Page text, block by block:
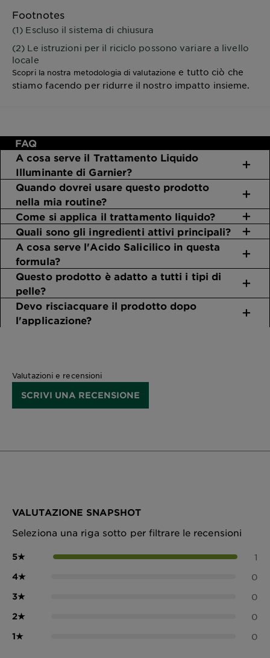
Footnotes
(1) Escluso il sistema di chiusura
(2) Le istruzioni per il riciclo possono variare a livello
locale
Scopri la nostra metodologia di valutazione e tutto ciò che
stiamo facendo per ridurre il nostro impatto insieme.
FAQ
A cosa serve il Trattamento Liquido
Illuminante di Garnier?
Quando dovrei usare questo prodotto
nella mia routine?
Come si applica il trattamento liquido?
Quali sono gli ingredienti attivi principali?
A cosa serve l'Acido Salicilico in questa
formula?
Questo prodotto è adatto a tutti i tipi di
pelle?
Devo risciacquare il prodotto dopo
l'applicazione?
Valutazioni e recensioni
SCRIVI UNA RECENSIONE
VALUTAZIONE SNAPSHOT
Seleziona una riga sotto per filtrare le recensioni
5★ 1
4★ 0
3★ 0
2★ 0
1★ 0